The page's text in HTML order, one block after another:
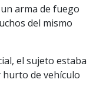
arma de fuego
del mismo
el sujeto estaba
de vehículo